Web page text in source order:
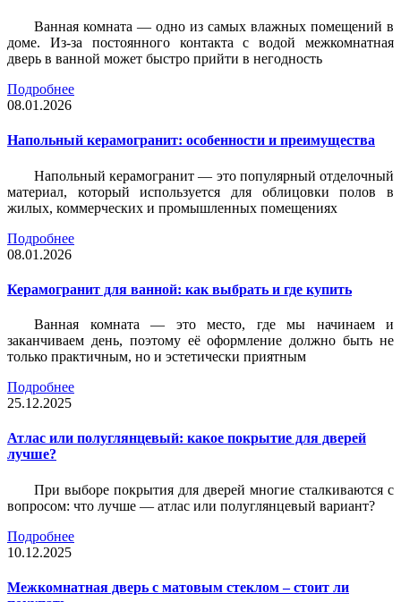
Ванная комната — одно из самых влажных помещений в
доме. Из-за постоянного контакта с водой межкомнатная
дверь в ванной может быстро прийти в негодность
Подробнее
08.01.2026
Напольный керамогранит: особенности и преимущества
Напольный керамогранит — это популярный отделочный
материал, который используется для облицовки полов в
жилых, коммерческих и промышленных помещениях
Подробнее
08.01.2026
Керамогранит для ванной: как выбрать и где купить
Ванная комната — это место, где мы начинаем и
заканчиваем день, поэтому её оформление должно быть не
только практичным, но и эстетически приятным
Подробнее
25.12.2025
Атлас или полуглянцевый: какое покрытие для дверей
лучше?
При выборе покрытия для дверей многие сталкиваются с
вопросом: что лучше — атлас или полуглянцевый вариант?
Подробнее
10.12.2025
Межкомнатная дверь с матовым стеклом – стоит ли